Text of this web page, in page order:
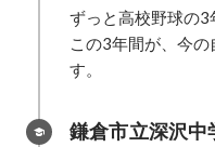
ずっと高校野球の3
この3年間が、今
す。
鎌倉市立深沢中